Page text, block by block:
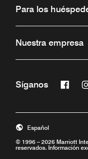
Para los
Nuestra empresa
Síganos
Abre
© 1996 – 2026 Marriott
reservados. Información
Español